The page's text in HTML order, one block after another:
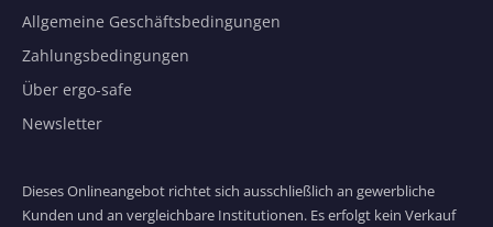
Allgemeine Geschäftsbedingungen
Zahlungsbedingungen
Über ergo-safe
Newsletter
Dieses Onlineangebot richtet sich ausschließlich an gewerbliche
Kunden und an vergleichbare Institutionen. Es erfolgt kein Verkauf